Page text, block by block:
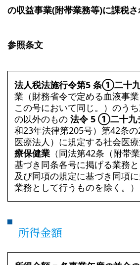
の収益事業(附帯業務等)に課税さ
参照条文
法人税法施行令第5 条①二十
業（財務省令で定める血液事
この号において同じ。）のう
の以外のもの 法令 5 ①二十九
和23年法律第205号）第42条
医療法人）に規定する社会医
療保健業（同法第42条（附帯
基づき同条各号に掲げる業務
及び同項の規定に基づき同項
業務として行うものを除く。）
所得金額